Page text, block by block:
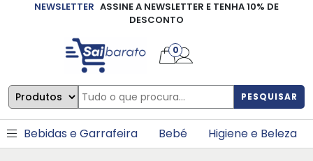
NEWSLETTER ASSINE A NEWSLETTER E TENHA 10% DE
DESCONTO
PESQUISAR
0
Bebidas e Garrafeira Bebé Higiene e Beleza